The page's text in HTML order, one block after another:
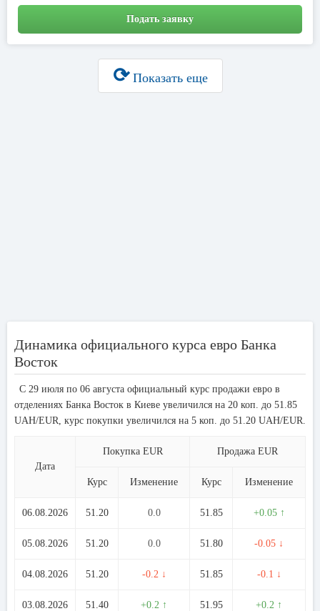
Подать заявку
⟳Показать еще
Динамика официального курса евро Банка
Восток
С 29 июля по 06 августа официальный курс продажи евро в
отделениях Банка Восток в Киеве увеличился на 20 коп. до 51.85
UAH/EUR, курс покупки увеличился на 5 коп. до 51.20 UAH/EUR.
Дата
Покупка EUR Продажа EUR
Курс Изменение Курс Изменение
06.08.2026 51.20 0.0 51.85 +0.05 ↑
05.08.2026 51.20 0.0 51.80 -0.05 ↓
04.08.2026 51.20 -0.2 ↓ 51.85 -0.1 ↓
03.08.2026 51.40 +0.2 ↑ 51.95 +0.2 ↑